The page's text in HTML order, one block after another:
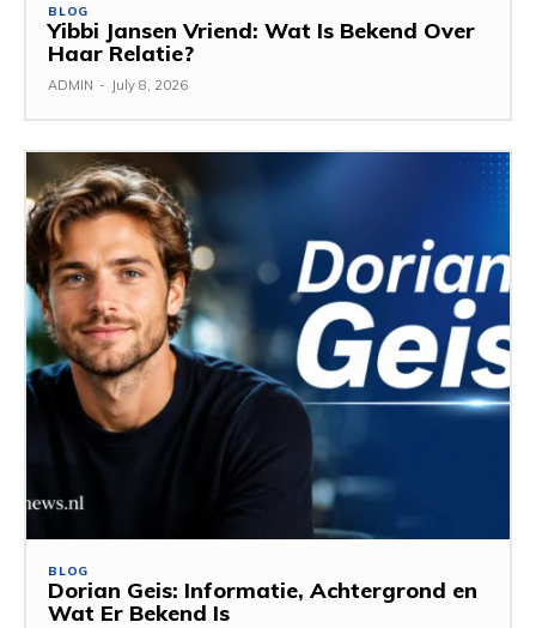
BLOG
Yibbi Jansen Vriend: Wat Is Bekend Over
Haar Relatie?
ADMIN - July 8, 2026
BLOG
Dorian Geis: Informatie, Achtergrond en
Wat Er Bekend Is